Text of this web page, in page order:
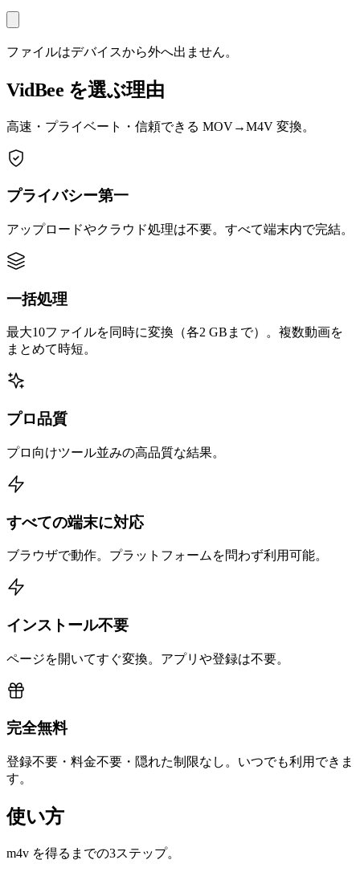
ファイルはデバイスから外へ出ません。
VidBee を選ぶ理由
高速・プライベート・信頼できる MOV→M4V 変換。
プライバシー第一
アップロードやクラウド処理は不要。すべて端末内で完結。
一括処理
最大10ファイルを同時に変換（各2 GBまで）。複数動画を
まとめて時短。
プロ品質
プロ向けツール並みの高品質な結果。
すべての端末に対応
ブラウザで動作。プラットフォームを問わず利用可能。
インストール不要
ページを開いてすぐ変換。アプリや登録は不要。
完全無料
登録不要・料金不要・隠れた制限なし。いつでも利用できま
す。
使い方
m4v を得るまでの3ステップ。